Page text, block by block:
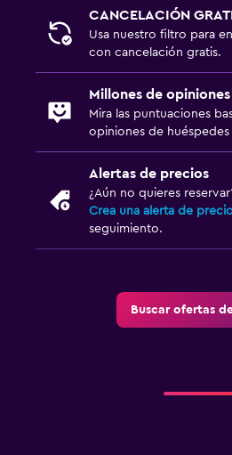
CANCELACIÓN
Usa nuestro filtro para
con cancelación gratis.
Millones de opiniones
Mira las puntuaciones
opiniones de huéspedes
Alertas de precios
¿Aún no quieres
Crea una alerta de
seguimiento.
Buscar ofertas